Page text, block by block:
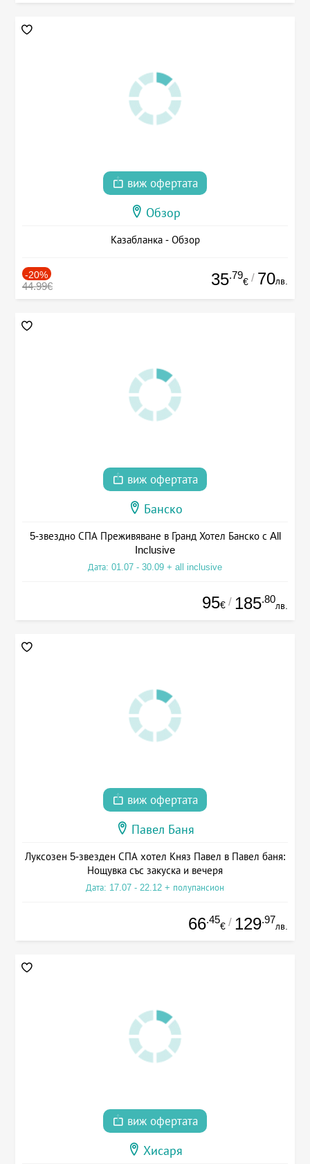
виж офертата
Обзор
Казабланка - Обзор
-20%
44.99€ 35.79
€ / 70лв.
виж офертата
Банско
5-звездно СПА Преживяване в Гранд Хотел Банско с All
Inclusive
Дата: 01.07 - 30.09 + all inclusive
95€ / 185.80
лв.
виж офертата
Павел Баня
Луксозен 5-звезден СПА хотел Княз Павел в Павел баня:
Нощувка със закуска и вечеря
Дата: 17.07 - 22.12 + полупансион
66.45
€ / 129.97
лв.
виж офертата
Хисаря